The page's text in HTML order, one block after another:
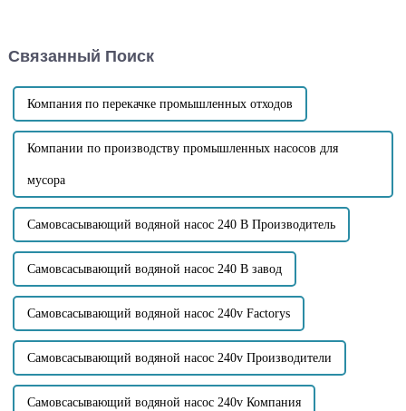
перекачивания сточных вод
содержащих примеси, такие
как твердые частицы...
обслуживанием: Перед
техническим обслуживанием
сначала отсоедините...
Связанный Поиск
Компания по перекачке промышленных отходов
Компании по производству промышленных насосов для
мусора
Самовсасывающий водяной насос 240 В Производитель
Самовсасывающий водяной насос 240 В завод
Самовсасывающий водяной насос 240v Factorys
Самовсасывающий водяной насос 240v Производители
Самовсасывающий водяной насос 240v Компания